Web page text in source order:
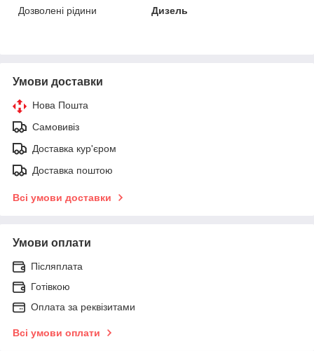
Дозволені рідини
Дизель
Умови доставки
Нова Пошта
Самовивіз
Доставка кур'єром
Доставка поштою
Всі умови доставки
Умови оплати
Післяплата
Готівкою
Оплата за реквізитами
Всі умови оплати